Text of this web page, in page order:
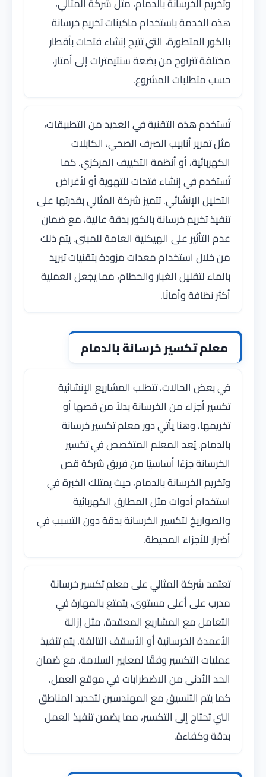
هذه الخدمة باستخدام ماكينات تخريم خرسانة
بالكور المتطورة، التي تتيح إنشاء فتحات بأقطار
مختلفة تتراوح من بضعة سنتيمترات إلى أمتار،
حسب متطلبات المشروع.
تُستخدم هذه التقنية في العديد من التطبيقات،
مثل تمرير أنابيب الصرف الصحي، الكابلات
الكهربائية، أو أنظمة التكييف المركزي. كما
تُستخدم في إنشاء فتحات للتهوية أو لأغراض
التحليل الإنشائي. تتميز شركة المثالي بقدرتها على
تنفيذ تخريم خرسانة بالكور بدقة عالية، مع ضمان
عدم التأثير على الهيكلية العامة للمبنى. يتم ذلك
من خلال استخدام معدات مزودة بتقنيات تبريد
بالماء لتقليل الغبار والحطام، مما يجعل العملية
أكثر نظافة وأمانًا.
معلم تكسير خرسانة بالدمام
في بعض الحالات، تتطلب المشاريع الإنشائية
تكسير أجزاء من الخرسانة بدلاً من قصها أو
تخريمها، وهنا يأتي دور معلم تكسير خرسانة
بالدمام. يُعد المعلم المتخصص في تكسير
الخرسانة جزءًا أساسيًا من فريق شركة قص
وتخريم الخرسانة بالدمام، حيث يمتلك الخبرة في
استخدام أدوات مثل المطارق الكهربائية
والصواريخ لتكسير الخرسانة بدقة دون التسبب في
أضرار للأجزاء المحيطة.
تعتمد شركة المثالي على معلم تكسير خرسانة
مدرب على أعلى مستوى، يتمتع بالمهارة في
التعامل مع المشاريع المعقدة، مثل إزالة
الأعمدة الخرسانية أو الأسقف التالفة. يتم تنفيذ
عمليات التكسير وفقًا لمعايير السلامة، مع ضمان
الحد الأدنى من الاضطرابات في موقع العمل.
كما يتم التنسيق مع المهندسين لتحديد المناطق
التي تحتاج إلى التكسير، مما يضمن تنفيذ العمل
بدقة وكفاءة.